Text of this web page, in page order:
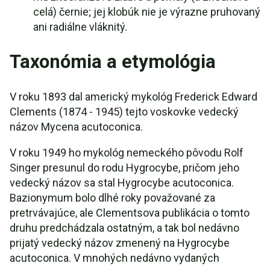
celá) černie; jej klobúk nie je výrazne pruhovaný
ani radiálne vláknitý.
Taxonómia a etymológia
V roku 1893 dal americký mykológ Frederick Edward
Clements (1874 - 1945) tejto voskovke vedecký
názov Mycena acutoconica.
V roku 1949 ho mykológ nemeckého pôvodu Rolf
Singer presunul do rodu Hygrocybe, pričom jeho
vedecký názov sa stal Hygrocybe acutoconica.
Bazionymum bolo dlhé roky považované za
pretrvávajúce, ale Clementsova publikácia o tomto
druhu predchádzala ostatným, a tak bol nedávno
prijatý vedecký názov zmenený na Hygrocybe
acutoconica. V mnohých nedávno vydaných